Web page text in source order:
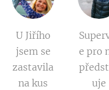
U Jiřího
jsem se
zastavila
na kus
e pro
uje